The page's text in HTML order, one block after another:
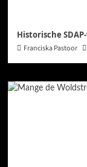
Historische
Franciska Pastoor